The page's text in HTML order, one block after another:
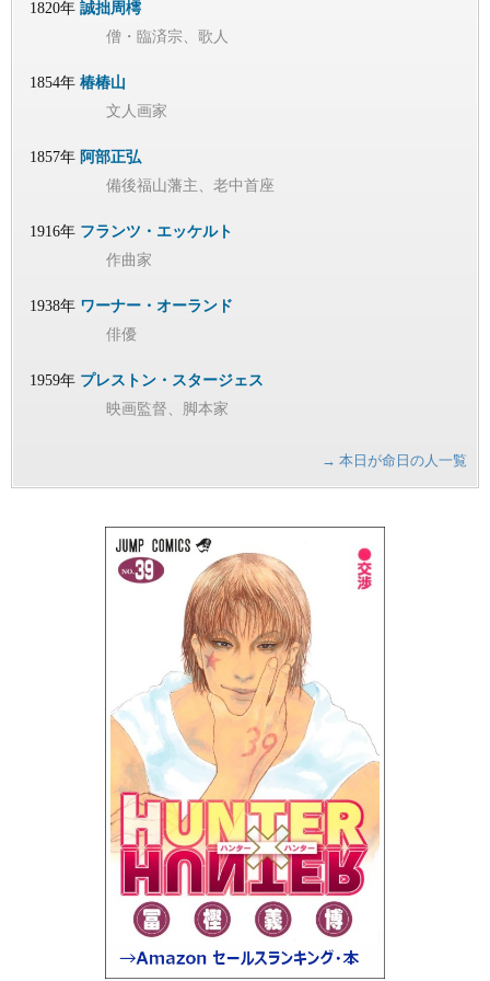
1820年 誠拙周樗
僧・臨済宗、歌人
1854年 椿椿山
文人画家
1857年 阿部正弘
備後福山藩主、老中首座
1916年 フランツ・エッケルト
作曲家
1938年 ワーナー・オーランド
俳優
1959年 プレストン・スタージェス
映画監督、脚本家
→ 本日が命日の人一覧